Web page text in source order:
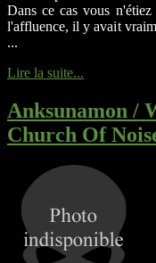
Dans ce cas vous
l'affluence, il y avait
...
Lire la suite...
Anksunamon /
Church Of